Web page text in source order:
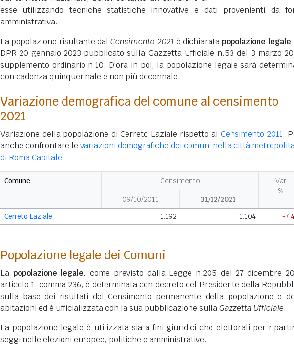
esse utilizzando tecniche statistiche innovative e dati provenienti da
amministrativa.
La popolazione risultante dalCensimento 2021 è dichiaratapopolazione legale
DPR 20 gennaio 2023 pubblicato sulla Gazzetta Ufficiale n.53 del 3 marzo
supplemento ordinario n.10. D'ora in poi, la popolazione legale sarà
con cadenza quinquennale e non più decennale.
Variazione demografica del comune al censimento
2021
Variazione della popolazione di Cerreto Laziale rispetto al Censimento 2011.
anche confrontare levariazioni demografiche dei comuni nella città
di Roma Capitale.
Comune Censimento
Var
%
09/10/2011
31/12/2021
Cerreto Laziale
1.192 1.104 -
Popolazione legale dei Comuni
La popolazione legale, come previsto dalla Legge n.205 del 27 dicembre
articolo 1, comma 236, è determinata con decreto del Presidente della
sulla base dei risultati del Censimento permanente della popolazione e
abitazioni ed è ufficializzata con la sua pubblicazione sullaGazzetta Ufficiale.
La popolazione legale è utilizzata sia a fini giuridici che elettorali per
seggi nelle elezioni europee, politiche e amministrative.